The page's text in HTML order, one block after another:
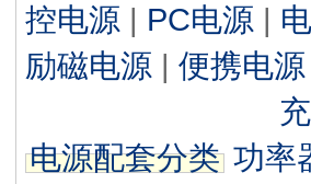
控电源 | PC电源 |
励磁电源 | 便携电源
电源配套分类 功率